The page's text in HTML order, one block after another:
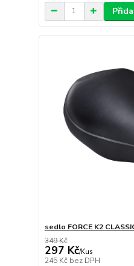
sedlo FORCE K2
349 Kč
297 Kč/Kus
245 Kč bez DPH